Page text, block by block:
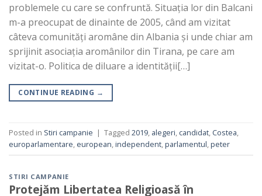
problemele cu care se confruntă. Situația lor din Balcani
m-a preocupat de dinainte de 2005, când am vizitat
câteva comunități aromâne din Albania și unde chiar am
sprijinit asociația aromânilor din Tirana, pe care am
vizitat-o. Politica de diluare a identității[…]
CONTINUE READING →
Posted in Stiri campanie | Tagged 2019, alegeri, candidat, Costea,
europarlamentare, european,independent,parlamentul,peter
STIRI CAMPANIE
Protejăm Libertatea Religioasă în